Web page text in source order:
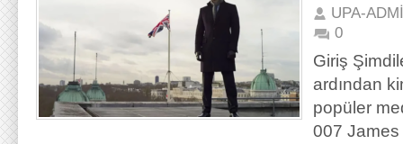
UPA-
0
Giriş
ardından
popüler
007